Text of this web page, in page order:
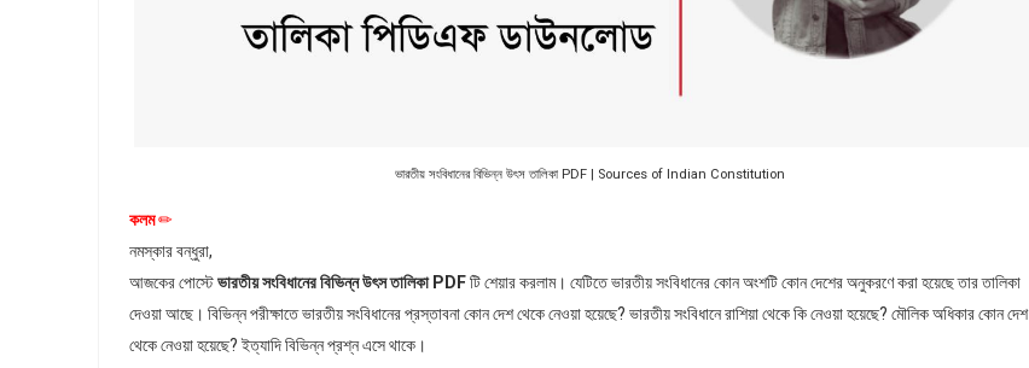
ভারতীয় সংবিধানের বিভিন্ন উৎস তালিকা PDF | Sources of Indian Constitution
কলম✏
নমস্কার বন্ধুরা,
আজকের পোস্টেভারতীয় সংবিধানের বিভিন্ন উৎস তালিকা PDFটি শেয়ার করলাম। যেটিতে ভারতীয় সংবিধানের কোন অংশটি কোন দেশের অনুকরণে করা হয়েছে তার তালিকা
দেওয়া আছে। বিভিন্ন পরীক্ষাতে ভারতীয় সংবিধানের প্রস্তাবনা কোন দেশ থেকে নেওয়া হয়েছে? ভারতীয় সংবিধানে রাশিয়া থেকে কি নেওয়া হয়েছে? মৌলিক অধিকার কোন দেশ
থেকে নেওয়া হয়েছে? ইত্যাদি বিভিন্ন প্রশ্ন এসে থাকে।